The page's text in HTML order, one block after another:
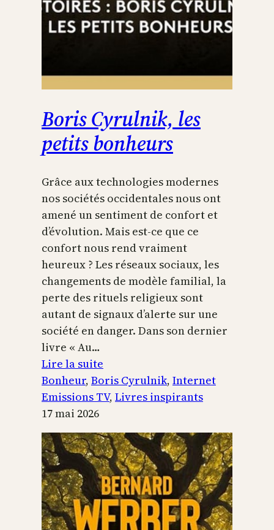
Boris Cyrulnik, les
petits bonheurs
Grâce aux technologies modernes
nos sociétés occidentales nous ont
amené un sentiment de confort et
d’évolution. Mais est-ce que ce
confort nous rend vraiment
heureux ? Les réseaux sociaux, les
changements de modèle familial, la
perte des rituels religieux sont
autant de signaux d’alerte sur une
société en danger. Dans son dernier
livre « Au…
Lire la suite
Boris
Cyrulnik,
petits
bonheurs
Bonheur, Boris Cyrulnik, Internet
Emissions TV, Livres inspirants
17 mai 2026